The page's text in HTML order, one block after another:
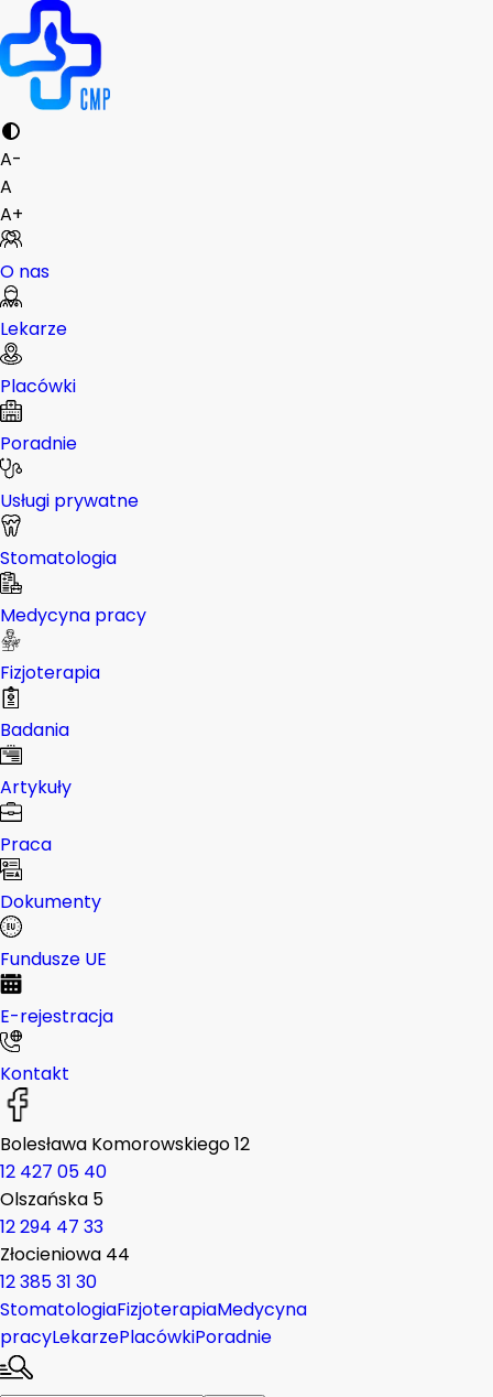
A-
A
A+
O nas
Lekarze
Placówki
Poradnie
Usługi prywatne
Stomatologia
Medycyna pracy
Fizjoterapia
Badania
Artykuły
Praca
Dokumenty
Fundusze UE
E-rejestracja
Kontakt
Bolesława Komorowskiego 12
12 427 05 40
Olszańska 5
12 294 47 33
Złocieniowa 44
12 385 31 30
StomatologiaFizjoterapiaMedycyna
pracyLekarzePlacówkiPoradnie